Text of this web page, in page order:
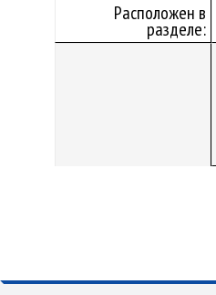
Расположен в
разделе: